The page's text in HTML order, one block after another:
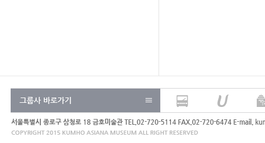
그룹사 바로가기